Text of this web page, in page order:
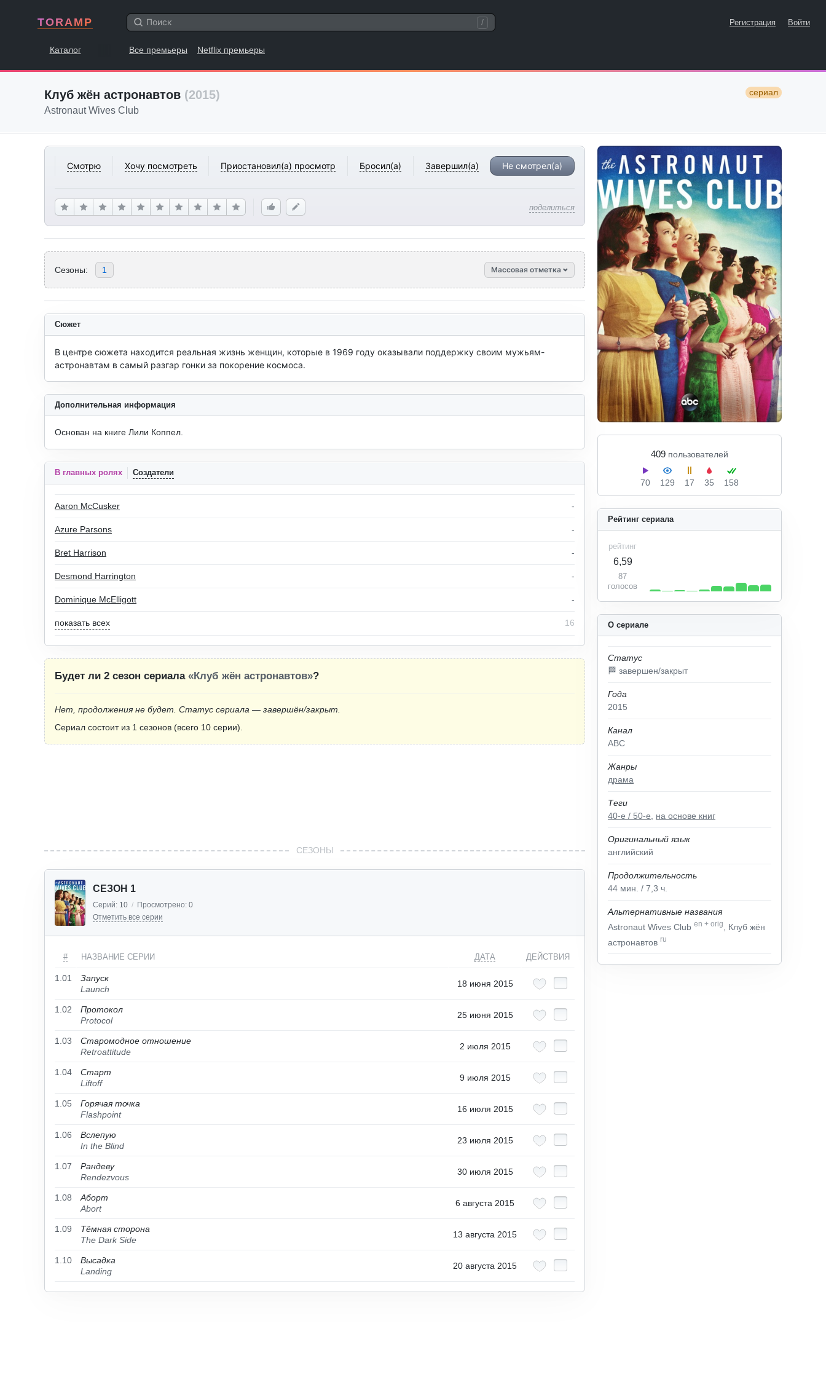
TORAMP / Регистрация Войти
Каталог Все премьеры Netflix премьеры
Клуб жён астронавтов (2015) сериал
Astronaut Wives Club
Смотрю Хочу посмотреть Приостановил(а) просмотр Бросил(а) Завершил(а) Не смотрел(а)
поделиться
409 пользователей
70 129 17 35 158
Сезоны: 1 Массовая отметка
О сериале
Статус
🏁 завершен/закрыт
Года
2015
Канал
ABC
Жанры
драма
Теги
40-е / 50-е
на основе книг
Оригинальный язык
английский
Продолжительность
44 мин. / 7,3 ч.
Альтернативные названия
Astronaut Wives Club en + orig
, Клуб жён
астронавтов ru
Рейтинг сериала
рейтинг
6,59
87
голосов
Сюжет
В центре сюжета находится реальная жизнь женщин, которые в 1969 году оказывали поддержку своим мужьям-
астронавтам в самый разгар гонки за покорение космоса.
Дополнительная информация
Основан на книге Лили Коппел.
В главных ролях Создатели
Aaron McCusker -
Azure Parsons -
Bret Harrison -
Desmond Harrington -
Dominique McElligott -
показать всех 16
Будет ли 2 сезон сериала «Клуб жён астронавтов»?
Нет, продолжения не будет. Статус сериала — завершён/закрыт.
Сериал состоит из 1 сезонов (всего 10 серии).
СЕЗОНЫ
СЕЗОН 1
Серий: 10 / Просмотрено: 0
Отметить все серии
# НАЗВАНИЕ СЕРИИ ДАТА ДЕЙСТВИЯ
1.01
Запуск
Launch
18 июня 2015
1.02
Протокол
Protocol
25 июня 2015
1.03
Старомодное отношение
Retroattitude
2 июля 2015
1.04
Старт
Liftoff
9 июля 2015
1.05
Горячая точка
Flashpoint
16 июля 2015
1.06
Вслепую
In the Blind
23 июля 2015
1.07
Рандеву
Rendezvous
30 июля 2015
1.08
Аборт
Abort
6 августа 2015
1.09
Тёмная сторона
The Dark Side
13 августа 2015
1.10
Высадка
Landing
20 августа 2015